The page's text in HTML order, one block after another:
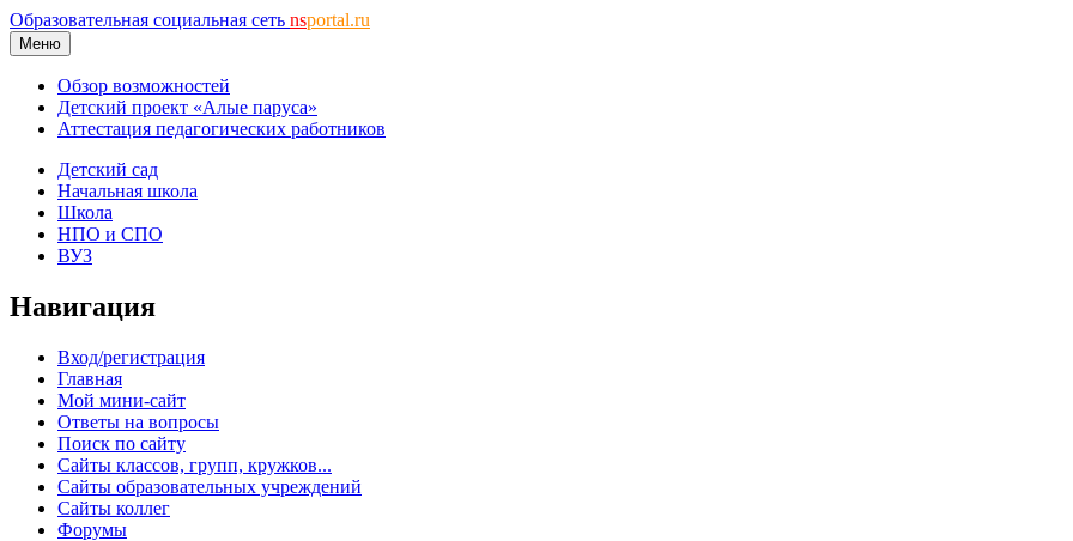
Образовательная социальная сеть nsportal.ru
Меню
Обзор возможностей
Детский проект «Алые паруса»
Аттестация педагогических работников
Детский сад
Начальная школа
Школа
НПО и СПО
ВУЗ
Навигация
Вход/регистрация
Главная
Мой мини-сайт
Ответы на вопросы
Поиск по сайту
Сайты классов, групп, кружков...
Сайты образовательных учреждений
Сайты коллег
Форумы